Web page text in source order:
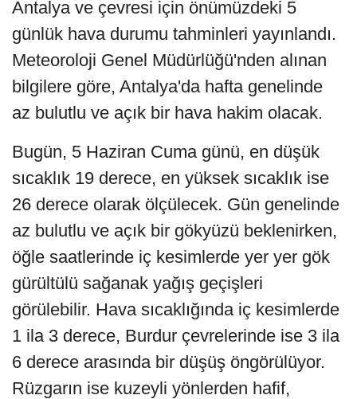
Antalya ve çevresi için önümüzdeki 5
günlük hava durumu tahminleri yayınlandı.
Meteoroloji Genel Müdürlüğü'nden alınan
bilgilere göre, Antalya'da hafta genelinde
az bulutlu ve açık bir hava hakim olacak.
Bugün, 5 Haziran Cuma günü, en düşük
sıcaklık 19 derece, en yüksek sıcaklık ise
26 derece olarak ölçülecek. Gün genelinde
az bulutlu ve açık bir gökyüzü beklenirken,
öğle saatlerinde iç kesimlerde yer yer gök
gürültülü sağanak yağış geçişleri
görülebilir. Hava sıcaklığında iç kesimlerde
1 ila 3 derece, Burdur çevrelerinde ise 3 ila
6 derece arasında bir düşüş öngörülüyor.
Rüzgarın ise kuzeyli yönlerden hafif,